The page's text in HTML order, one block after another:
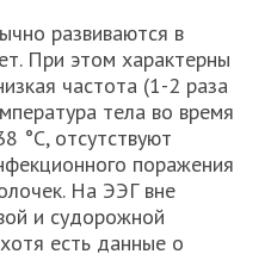
развиваются в
При этом характерны
частота (1-2 раза
тела во время
°С, отсутствуют
поражения
На ЭЭГ вне
и судорожной
есть данные о